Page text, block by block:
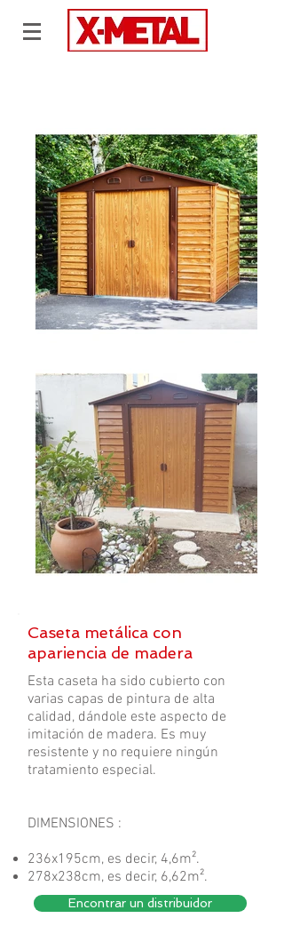
Caseta metálica con
apariencia de madera
Esta caseta ha sido cubierto con
varias capas de pintura de alta
calidad, dándole este aspecto de
imitación de madera. Es muy
resistente y no requiere ningún
tratamiento especial.
DIMENSIONES :
236x195cm, es decir, 4,6m².
278x238cm, es decir, 6,62m².
Encontrar un distribuidor